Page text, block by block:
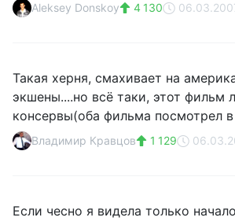
Aleksey Donskoy 4 130
Такая херня, смахивает на
экшены....но всё таки, этот фильм
консервы(оба фильма посмотрел в
Владимир Кравцов 1 129
Если чесно я видела только